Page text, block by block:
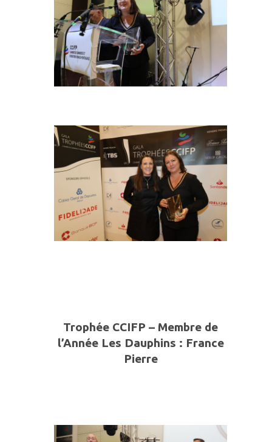
Trophée CCIFP – Membre de
l’Année Les Dauphins : France
Pierre